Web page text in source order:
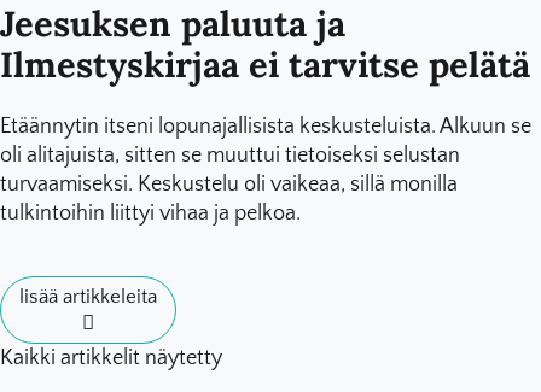
Jeesuksen paluuta ja
Ilmestyskirjaa ei tarvitse pelätä
Etäännytin itseni lopunajallisista keskusteluista. Alkuun se
oli alitajuista, sitten se muuttui tietoiseksi selustan
turvaamiseksi. Keskustelu oli vaikeaa, sillä monilla
tulkintoihin liittyi vihaa ja pelkoa.
lisää artikkeleita
Kaikki artikkelit näytetty